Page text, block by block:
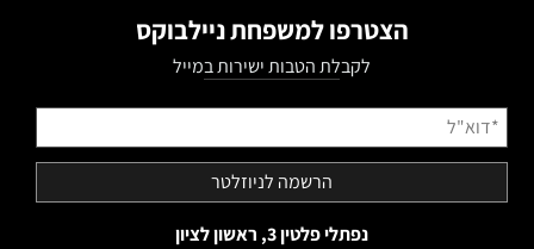
הצטרפו למשפחת ניילבוקס
לקבלת הטבות ישירות במייל
נפתלי פלטין 3, ראשון לציון